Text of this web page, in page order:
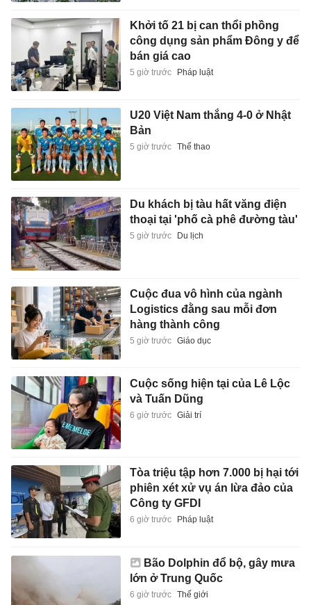
Khởi tố 21 bị can thổi phồng
công dụng sản phẩm Đông y để
bán giá cao
5 giờ trước Pháp luật
U20 Việt Nam thắng 4-0 ở Nhật
Bản
5 giờ trước Thể thao
Du khách bị tàu hất văng điện
thoại tại 'phố cà phê đường tàu'
5 giờ trước Du lịch
Cuộc đua vô hình của ngành
Logistics đằng sau mỗi đơn
hàng thành công
5 giờ trước Giáo dục
Cuộc sống hiện tại của Lê Lộc
và Tuấn Dũng
6 giờ trước Giải trí
Tòa triệu tập hơn 7.000 bị hại tới
phiên xét xử vụ án lừa đảo của
Công ty GFDI
6 giờ trước Pháp luật
Bão Dolphin đổ bộ, gây mưa
lớn ở Trung Quốc
6 giờ trước Thế giới